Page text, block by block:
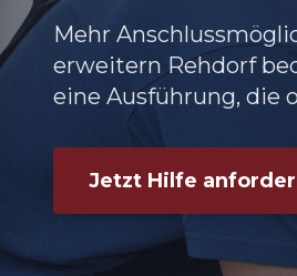
Mehr
erweitern Rehdorf
eine Ausführung, die
Jetzt Hilfe